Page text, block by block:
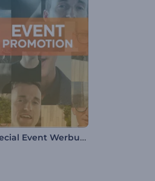
Special Event Werbung